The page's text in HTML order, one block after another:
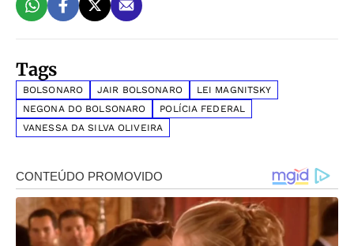
Tags
BOLSONARO JAIR BOLSONARO
LEI MAGNITSKY
NEGONA DO BOLSONARO
POLÍCIA FEDERAL
VANESSA DA SILVA OLIVEIRA